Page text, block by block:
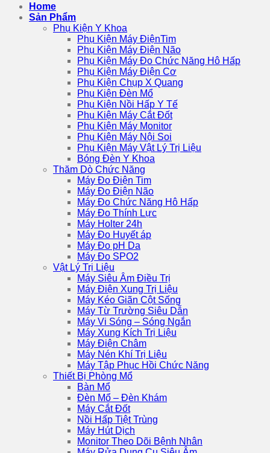
Home
Sản Phẩm
Phụ Kiện Y Khoa
Phụ Kiện Máy ĐiệnTim
Phụ Kiện Máy Điện Não
Phụ Kiện Máy Đo Chức Năng Hô Hấp
Phụ Kiện Máy Điện Cơ
Phụ Kiện Chụp X Quang
Phụ Kiện Đèn Mổ
Phụ Kiện Nồi Hấp Y Tế
Phụ Kiện Máy Cắt Đốt
Phụ Kiện Máy Monitor
Phụ Kiện Máy Nội Soi
Phụ Kiện Máy Vật Lý Trị Liệu
Bóng Đèn Y Khoa
Thăm Dò Chức Năng
Máy Đo Điện Tim
Máy Đo Điện Não
Máy Đo Chức Năng Hô Hấp
Máy Đo Thính Lực
Máy Holter 24h
Máy Đo Huyết áp
Máy Đo pH Da
Máy Đo SPO2
Vật Lý Trị Liệu
Máy Siêu Âm Điều Trị
Máy Điện Xung Trị Liệu
Máy Kéo Giãn Cột Sống
Máy Từ Trường Siêu Dẫn
Máy Vi Sóng – Sóng Ngắn
Máy Xung Kích Trị Liệu
Máy Điện Châm
Máy Nén Khí Trị Liệu
Máy Tập Phục Hồi Chức Năng
Thiết Bị Phòng Mổ
Bàn Mổ
Đèn Mổ – Đèn Khám
Máy Cắt Đốt
Nồi Hấp Tiệt Trùng
Máy Hút Dịch
Monitor Theo Dõi Bệnh Nhân